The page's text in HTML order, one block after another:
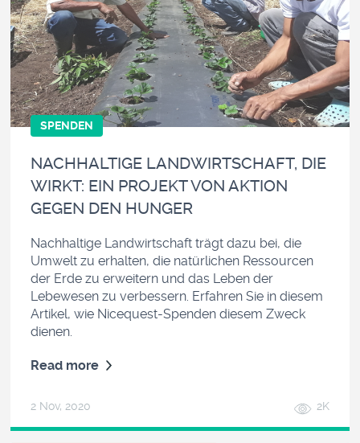
SPENDEN
NACHHALTIGE LANDWIRTSCHAFT, DIE
WIRKT: EIN PROJEKT VON AKTION
GEGEN DEN HUNGER
Nachhaltige Landwirtschaft trägt dazu bei, die
Umwelt zu erhalten, die natürlichen Ressourcen
der Erde zu erweitern und das Leben der
Lebewesen zu verbessern. Erfahren Sie in diesem
Artikel, wie Nicequest-Spenden diesem Zweck
dienen.
Read more
2 Nov, 2020 2K